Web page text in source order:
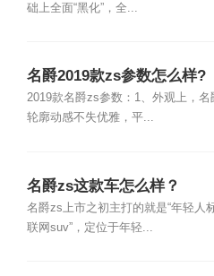
础上全面“黑化”，全...
名爵2019款zs参数怎么样?
2019款名爵zs参数：1、外观上，名
轮廓动感不失优雅，平...
名爵zs这款车怎么样？
名爵zs上市之初主打的就是“年轻人
联网suv”，定位于年轻...